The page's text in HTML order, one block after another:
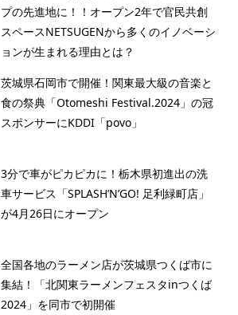
プの先進地に！！オープン2年で官民共創
スペースNETSUGENから多くのイノベーシ
ョンが生まれる理由とは？
茨城県石岡市で開催！関東最大級の音楽と
食の祭典「Otomeshi Festival.2024」の冠
スポンサーにKDDI「povo」
3分で車がピカピカに！栃木県初進出の洗
車サービス「SPLASH’N’GO! 足利緑町店」
が4月26日にオープン
全国各地のラーメン店が茨城県つくば市に
集結！「北関東ラーメンフェスタinつくば
2024」を同市で初開催